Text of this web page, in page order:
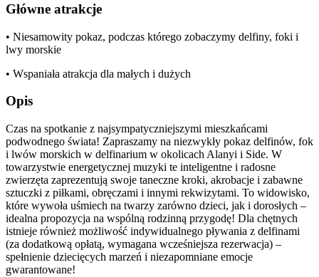
Główne atrakcje
• Niesamowity pokaz, podczas którego zobaczymy delfiny, foki i
lwy morskie
• Wspaniała atrakcja dla małych i dużych
Opis
Czas na spotkanie z najsympatyczniejszymi mieszkańcami
podwodnego świata! Zapraszamy na niezwykły pokaz delfinów, fok
i lwów morskich w delfinarium w okolicach Alanyi i Side. W
towarzystwie energetycznej muzyki te inteligentne i radosne
zwierzęta zaprezentują swoje taneczne kroki, akrobacje i zabawne
sztuczki z piłkami, obręczami i innymi rekwizytami. To widowisko,
które wywoła uśmiech na twarzy zarówno dzieci, jak i dorosłych –
idealna propozycja na wspólną rodzinną przygodę! Dla chętnych
istnieje również możliwość indywidualnego pływania z delfinami
(za dodatkową opłatą, wymagana wcześniejsza rezerwacja) –
spełnienie dziecięcych marzeń i niezapomniane emocje
gwarantowane!